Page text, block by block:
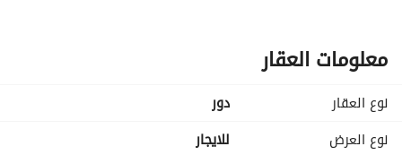
مطبخ
كراج
حوش
مخزن
معلومات العقار
نوع العقار
دور
نوع العرض
للايجار